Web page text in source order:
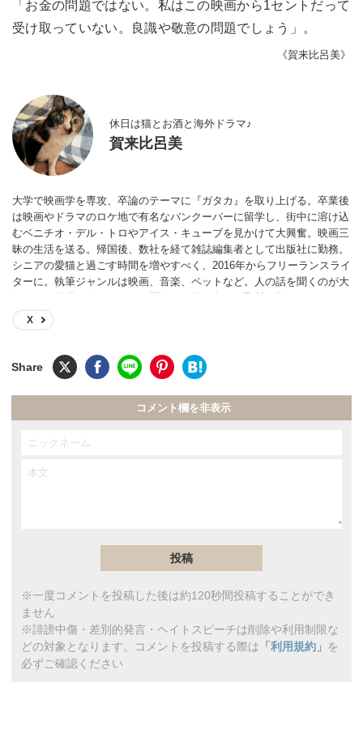
「お金の問題ではない。私はこの映画から1セントだって
受け取っていない。良識や敬意の問題でしょう」。
《賀来比呂美》
休日は猫とお酒と海外ドラマ♪
賀来比呂美
大学で映画学を専攻、卒論のテーマに『ガタカ』を取り上げる。卒業後
は映画やドラマのロケ地で有名なバンクーバーに留学し、街中に溶け込
むベニチオ・デル・トロやアイス・キューブを見かけて大興奮。映画三
昧の生活を送る。帰国後、数社を経て雑誌編集者として出版社に勤務。
シニアの愛猫と過ごす時間を増やすべく、2016年からフリーランスライ
ターに。執筆ジャンルは映画、音楽、ペットなど。人の話を聞くのが大
X
コメント欄を非表示
※一度コメントを投稿した後は約120秒間投稿することができ
ません
※誹謗中傷・差別的発言・ヘイトスピーチは削除や利用制限な
どの対象となります。コメントを投稿する際は 「利用規約」 を
必ずご確認ください